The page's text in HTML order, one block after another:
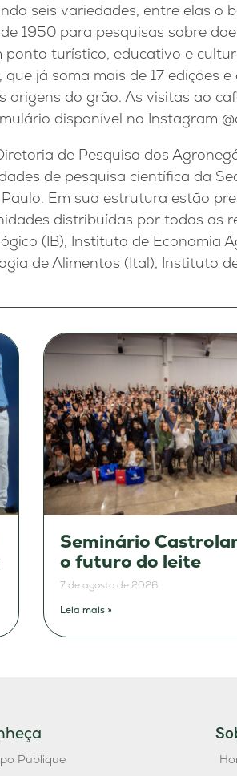
seis variedades, entre elas o
1950 para pesquisas sobre
ponto turístico, educativo e
já soma mais de 17 edições
origens do grão. As visitas ao
disponível no Instagram
de Pesquisa dos
de pesquisa científica da
Em sua estrutura estão
distribuídas por todas as
(IB), Instituto de Economia
de Alimentos (Ital), Instituto
Seminário
o futuro do leite
7 de agosto de 2026
Leia mais »
Publique